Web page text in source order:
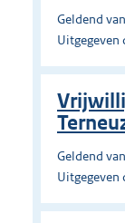
Geldend
Uitgegeven
Geldend
Uitgegeven